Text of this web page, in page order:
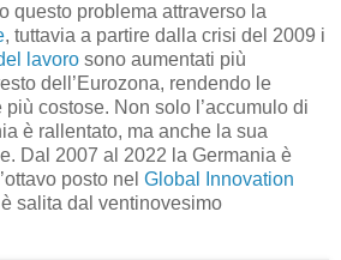
questo problema attraverso la
, tuttavia a partire dalla crisi del 2009 i
lavoro sono aumentati più
dell’Eurozona, rendendo le
costose. Non solo l’accumulo di
è rallentato, ma anche la sua
Dal 2007 al 2022 la Germania è
posto nel Global Innovation
salita dal ventinovesimo